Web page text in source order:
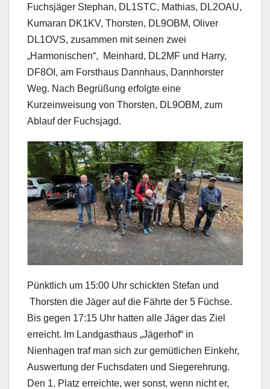
Fuchsjäger Stephan, DL1STC, Mathias, DL2OAU,
Kumaran DK1KV, Thorsten, DL9OBM, Oliver
DL1OVS, zusammen mit seinen zwei
„Harmonischen“, Meinhard, DL2MF und Harry,
DF8OI, am Forsthaus Dannhaus, Dannhorster
Weg. Nach Begrüßung erfolgte eine
Kurzeinweisung von Thorsten, DL9OBM, zum
Ablauf der Fuchsjagd.
Pünktlich um 15:00 Uhr schickten Stefan und
Thorsten die Jäger auf die Fährte der 5 Füchse.
Bis gegen 17:15 Uhr hatten alle Jäger das Ziel
erreicht. Im Landgasthaus „Jägerhof“ in
Nienhagen traf man sich zur gemütlichen Einkehr,
Auswertung der Fuchsdaten und Siegerehrung.
Den 1. Platz erreichte, wer sonst, wenn nicht er,